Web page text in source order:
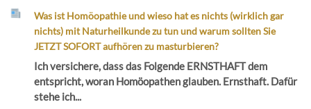
Was ist Homöopathie und wieso hat es nichts (wirklich gar
nichts) mit Naturheilkunde zu tun und warum sollten Sie
JETZT SOFORT aufhören zu masturbieren?
Ich versichere, dass das Folgende ERNSTHAFT dem
entspricht, woran Homöopathen glauben. Ernsthaft. Dafür
stehe ich...